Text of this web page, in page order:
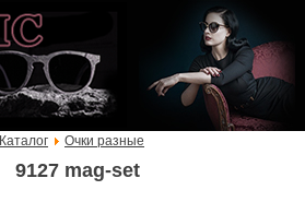
Каталог
Очки разные
9127 mag-set